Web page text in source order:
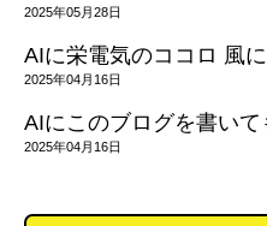
2025年05月28日
AIに栄電気のココロ 風
2025年04月16日
AIにこのブログを書いて
2025年04月16日